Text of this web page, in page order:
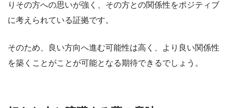
りその方への思いが強く、その方との関係性をポジティブ
に考えられている証拠です。
そのため、良い方向へ進む可能性は高く、より良い関係性
を築くことがことが可能となる期待できるでしょう。